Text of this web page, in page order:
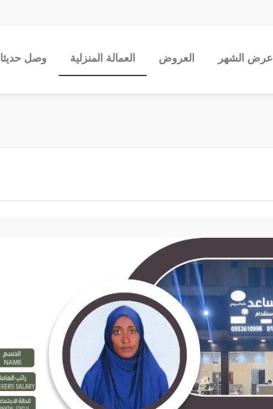
عرض الشهر العروض العمالة المنزلية وصل حديثا